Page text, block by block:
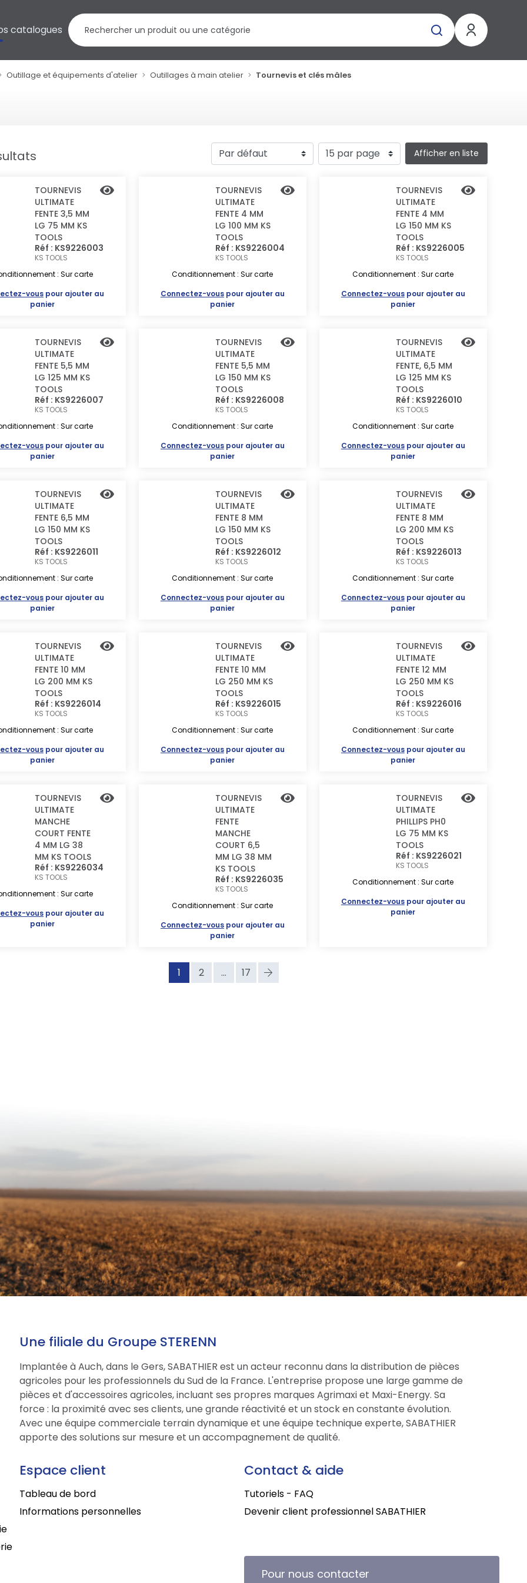
catalogues
Outillage et équipements d'atelier Outillages à main atelier Tournevis et clés mâles
Afficher en liste
TOURNEVIS
ULTIMATE
FENTE 3,5 MM
LG 75 MM KS
TOOLS
Réf : KS9226003
KS TOOLS
: Sur carte
vous pour ajouter au
panier
TOURNEVIS
ULTIMATE
FENTE 4 MM
LG 100 MM KS
TOOLS
Réf : KS9226004
KS TOOLS
Conditionnement : Sur carte
Connectez-vouspour ajouter au
panier
TOURNEVIS
ULTIMATE
FENTE 4 MM
LG 150 MM KS
TOOLS
Réf : KS9226005
KS TOOLS
Conditionnement : Sur carte
Connectez-vouspour ajouter au
panier
TOURNEVIS
ULTIMATE
FENTE 5,5 MM
LG 125 MM KS
TOOLS
Réf : KS9226007
KS TOOLS
: Sur carte
vous pour ajouter au
panier
TOURNEVIS
ULTIMATE
FENTE 5,5 MM
LG 150 MM KS
TOOLS
Réf : KS9226008
KS TOOLS
Conditionnement : Sur carte
Connectez-vouspour ajouter au
panier
TOURNEVIS
ULTIMATE
FENTE, 6,5 MM
LG 125 MM KS
TOOLS
Réf : KS9226010
KS TOOLS
Conditionnement : Sur carte
Connectez-vouspour ajouter au
panier
TOURNEVIS
ULTIMATE
FENTE 6,5 MM
LG 150 MM KS
TOOLS
Réf : KS9226011
KS TOOLS
: Sur carte
vous pour ajouter au
panier
TOURNEVIS
ULTIMATE
FENTE 8 MM
LG 150 MM KS
TOOLS
Réf : KS9226012
KS TOOLS
Conditionnement : Sur carte
Connectez-vouspour ajouter au
panier
TOURNEVIS
ULTIMATE
FENTE 8 MM
LG 200 MM KS
TOOLS
Réf : KS9226013
KS TOOLS
Conditionnement : Sur carte
Connectez-vouspour ajouter au
panier
TOURNEVIS
ULTIMATE
FENTE 10 MM
LG 200 MM KS
TOOLS
Réf : KS9226014
KS TOOLS
: Sur carte
vous pour ajouter au
panier
TOURNEVIS
ULTIMATE
FENTE 10 MM
LG 250 MM KS
TOOLS
Réf : KS9226015
KS TOOLS
Conditionnement : Sur carte
Connectez-vouspour ajouter au
panier
TOURNEVIS
ULTIMATE
FENTE 12 MM
LG 250 MM KS
TOOLS
Réf : KS9226016
KS TOOLS
Conditionnement : Sur carte
Connectez-vouspour ajouter au
panier
TOURNEVIS
ULTIMATE
MANCHE
COURT FENTE
4 MM LG 38
MM KS TOOLS
Réf : KS9226034
KS TOOLS
: Sur carte
vous pour ajouter au
panier
TOURNEVIS
ULTIMATE
FENTE
MANCHE
COURT 6,5
MM LG 38 MM
KS TOOLS
Réf : KS9226035
KS TOOLS
Conditionnement : Sur carte
Connectez-vouspour ajouter au
panier
TOURNEVIS
ULTIMATE
PHILLIPS PH0
LG 75 MM KS
TOOLS
Réf : KS9226021
KS TOOLS
Conditionnement : Sur carte
Connectez-vouspour ajouter au
panier
1 2 ... 17
Une filiale du Groupe STERENN
Implantée à Auch, dans le Gers, SABATHIER est un acteur reconnu dans la distribution de pièces
agricoles pour les professionnels du Sud de la France. L'entreprise propose une large gamme de
pièces et d'accessoires agricoles, incluant ses propres marques Agrimaxi et Maxi-Energy. Sa
force : la proximité avec ses clients, une grande réactivité et un stock en constante évolution.
Avec une équipe commerciale terrain dynamique et une équipe technique experte, SABATHIER
apporte des solutions sur mesure et un accompagnement de qualité.
Espace client
Tableau de bord
Informations personnelles
Contact & aide
Tutoriels - FAQ
Devenir client professionnel SABATHIER
Pour nous contacter